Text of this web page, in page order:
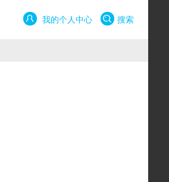
我的个人中心 搜索